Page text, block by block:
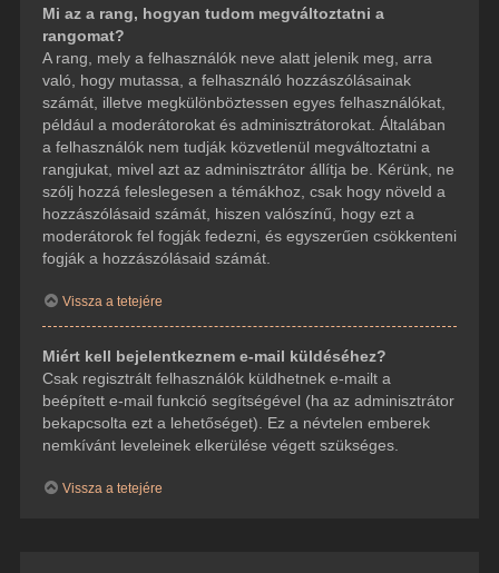
Mi az a rang, hogyan tudom megváltoztatni a
rangomat?
A rang, mely a felhasználók neve alatt jelenik meg, arra
való, hogy mutassa, a felhasználó hozzászólásainak
számát, illetve megkülönböztessen egyes felhasználókat,
például a moderátorokat és adminisztrátorokat. Általában
a felhasználók nem tudják közvetlenül megváltoztatni a
rangjukat, mivel azt az adminisztrátor állítja be. Kérünk, ne
szólj hozzá feleslegesen a témákhoz, csak hogy növeld a
hozzászólásaid számát, hiszen valószínű, hogy ezt a
moderátorok fel fogják fedezni, és egyszerűen csökkenteni
fogják a hozzászólásaid számát.
Vissza a tetejére
Miért kell bejelentkeznem e-mail küldéséhez?
Csak regisztrált felhasználók küldhetnek e-mailt a
beépített e-mail funkció segítségével (ha az adminisztrátor
bekapcsolta ezt a lehetőséget). Ez a névtelen emberek
nemkívánt leveleinek elkerülése végett szükséges.
Vissza a tetejére